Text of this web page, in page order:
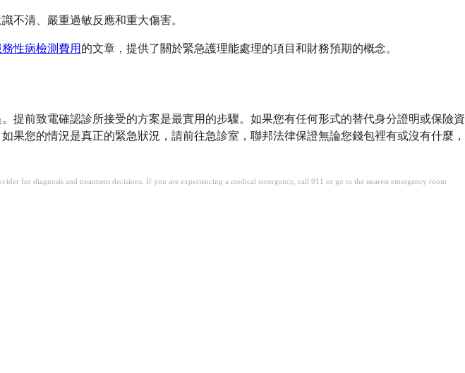
不清、嚴重過敏反應和重大傷害。
性病檢測費用 的文章，提供了關於緊急護理能處理的項目和財務預期的概念。
提前致電確認診所接受的方案是最實用的步驟。如果您有任何形式的替代身分證明或保險資
您的情況是真正的緊急狀況，請前往急診室，聯邦法律保證無論您錢包裡有或沒有什麼，
for diagnosis and treatment decisions. If you are experiencing a medical emergency, call 911 or go to the nearest emergency room